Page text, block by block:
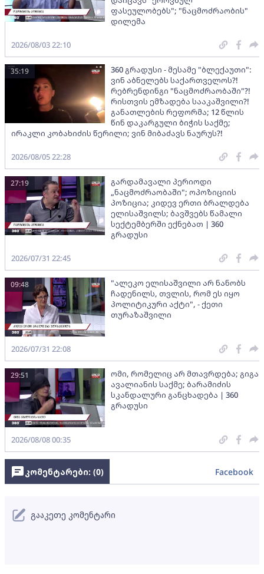
ფასეულობებს"; "ნაცმოძრაობის"
დილემა
2026/08/03 22:10
360 გრადუსი - მესამე "ბლექაუთი":
ვინ აბნელებს საქართველოს?!
რებრენდინგი "ნაცმოძრაობაში"?!
რისთვის ემზადება სააკაშვილი?!
განათლების რეფორმა; 12 წლის
წინ დაკარგული ბიჭის საქმე;
ირაკლი კობახიძის წერილი; ვინ მიბაძავს ნაურუს?!
35:19
2026/08/05 22:28
გარდამავალი პერიოდი
„ნაცმოძრაობაში"; ოპოზიციის
პოზიცია; კიდევ ერთი ბრალდება
ელისაშვილს; ბავშვებს წამალი
სექტემბერში ექნებათ | 360
გრადუსი
27:19
2026/07/31 22:45
"ალეკო ელისაშვილი არ ნანობს
ჩადენილს, თვლის, რომ ეს იყო
პოლიტიკური აქტი", - ქეთი
თურაზაშვილი
09:48
2026/07/31 22:08
ომი, რომელიც არ მთავრდება; გიგა
ავალიანის საქმე; ბარამიძის
სკანდალური განცხადება | 360
გრადუსი
29:51
2026/08/08 00:35
კომენტარები: (0) Facebook
გააკეთე კომენტარი